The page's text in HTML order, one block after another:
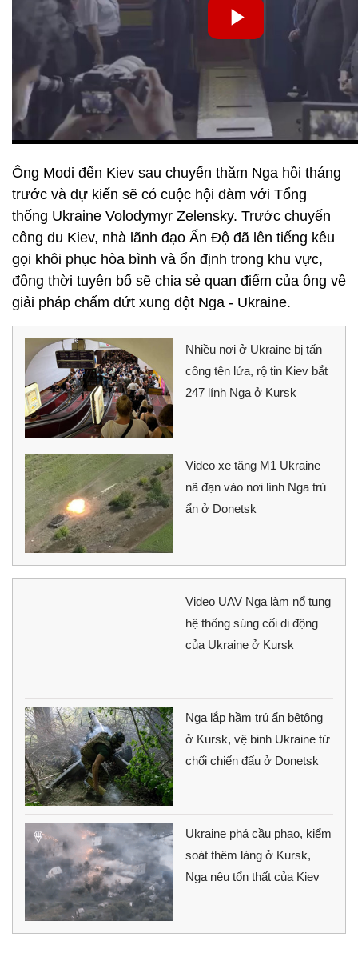
Ông Modi đến Kiev sau chuyến thăm Nga hồi tháng
trước và dự kiến sẽ có cuộc hội đàm với Tổng
thống Ukraine Volodymyr Zelensky. Trước chuyến
công du Kiev, nhà lãnh đạo Ấn Độ đã lên tiếng kêu
gọi khôi phục hòa bình và ổn định trong khu vực,
đồng thời tuyên bố sẽ chia sẻ quan điểm của ông về
giải pháp chấm dứt xung đột Nga - Ukraine.
Nhiều nơi ở Ukraine bị tấn
công tên lửa, rộ tin Kiev bắt
247 lính Nga ở Kursk
Video xe tăng M1 Ukraine
nã đạn vào nơi lính Nga trú
ẩn ở Donetsk
Video UAV Nga làm nổ tung
hệ thống súng cối di động
của Ukraine ở Kursk
Nga lắp hầm trú ẩn bêtông
ở Kursk, vệ binh Ukraine từ
chối chiến đấu ở Donetsk
Ukraine phá cầu phao, kiểm
soát thêm làng ở Kursk,
Nga nêu tổn thất của Kiev